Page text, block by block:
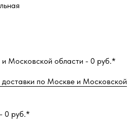
Московской области - 0 руб.*
доставки по Москве и Московской
0 руб.*